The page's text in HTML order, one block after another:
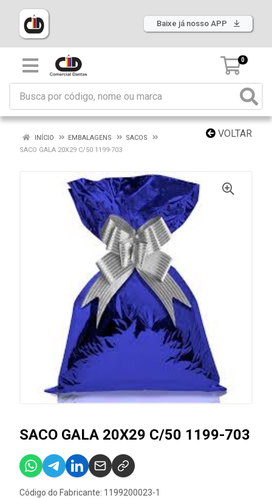
Baixe já nosso APP
0
VOLTAR
INÍCIO EMBALAGENS
SACOS
SACO GALA 20X29 C/50 1199-703
SACO GALA 20X29 C/50 1199-703
Código do Fabricante: 1199200023-1